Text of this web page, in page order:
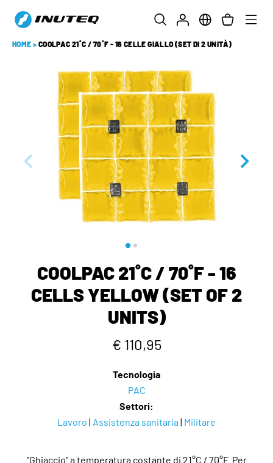
HOME > COOLPAC 21˚C / 70˚F - 16 CELLE GIALLO (SET DI 2 UNITÀ)
COOLPAC 21˚C / 70˚F - 16
CELLS YELLOW (SET OF 2
UNITS)
€ 110,95
Tecnologia
PAC
Settori:
Lavoro | Assistenza sanitaria | Militare
"Ghiaccio" a temperatura costante di 21°C / 70°F. Per